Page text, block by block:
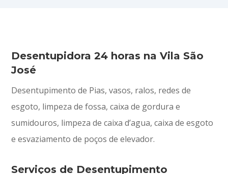
Desentupidora 24 horas na Vila São
José
Desentupimento de Pias, vasos, ralos, redes de
esgoto, limpeza de fossa, caixa de gordura e
sumidouros, limpeza de caixa d’agua, caixa de esgoto
e esvaziamento de poços de elevador.
Serviços de Desentupimento